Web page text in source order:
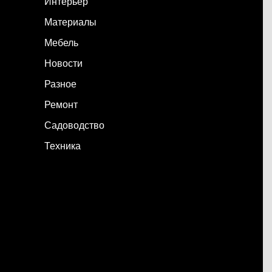
Материалы
Мебель
Новости
Разное
Ремонт
Садоводство
Техника